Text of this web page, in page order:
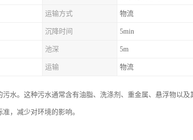
运输方式 物流
沉降时间 5min
池深 5m
运输 物流
水。这种污水通常含有油脂、洗涤剂、重金属、悬浮物以及
，减少对环境的影响。